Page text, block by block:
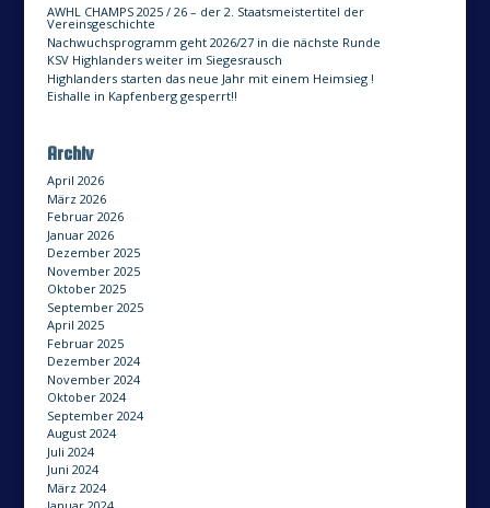
AWHL CHAMPS 2025 / 26 – der 2. Staatsmeistertitel der
Vereinsgeschichte
Nachwuchsprogramm geht 2026/27 in die nächste Runde
KSV Highlanders weiter im Siegesrausch
Highlanders starten das neue Jahr mit einem Heimsieg !
Eishalle in Kapfenberg gesperrt!!
Archiv
April 2026
März 2026
Februar 2026
Januar 2026
Dezember 2025
November 2025
Oktober 2025
September 2025
April 2025
Februar 2025
Dezember 2024
November 2024
Oktober 2024
September 2024
August 2024
Juli 2024
Juni 2024
März 2024